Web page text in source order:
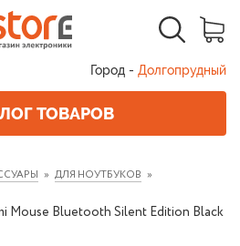
Город - Долгопрудный
ТОВАРОВ
ДЛЯ НОУТБУКОВ
Mouse Bluetooth Silent Edition Black